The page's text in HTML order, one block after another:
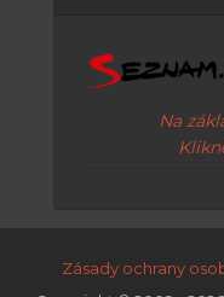
Na
Zásady ochrany